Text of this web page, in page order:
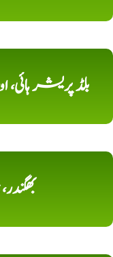
بلڈ پریشر ہائی،